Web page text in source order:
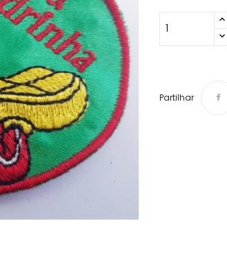
Partilhar